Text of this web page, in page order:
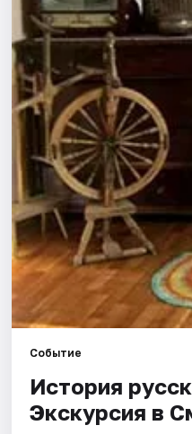
Города
Площадки
Артисты
Рейтинги
Событие
История
Экскурсия в